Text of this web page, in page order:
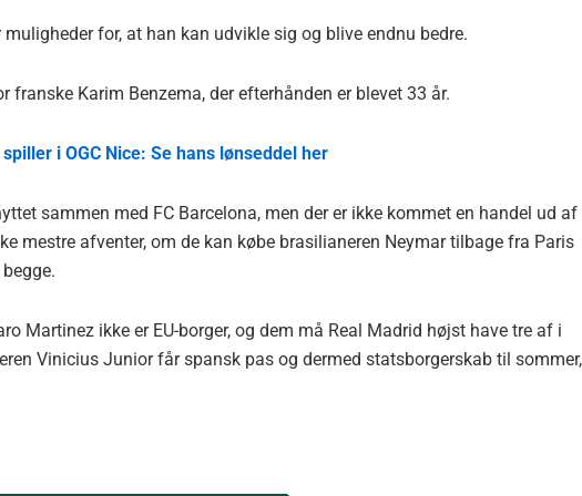
for, at han kan udvikle sig og blive endnu bedre.
Karim Benzema, der efterhånden er blevet 33 år.
i OGC Nice: Se hans lønseddel her
sammen med FC Barcelona, men der er ikke kommet en handel ud af
mestre afventer, om de kan købe brasilianeren Neymar tilbage fra Paris
Martinez ikke er EU-borger, og dem må Real Madrid højst have tre af i
Vinicius Junior får spansk pas og dermed statsborgerskab til sommer,